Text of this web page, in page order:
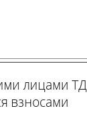
лицами ТД
взносами